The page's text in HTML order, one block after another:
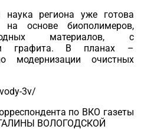
наука регио­на уже готова
на основе биополимеров,
материалов, с
графита. В планах –
модернизации очистных
3v/
по ВКО газеты
ГАЛИНЫ ВОЛОГОДСКОЙ